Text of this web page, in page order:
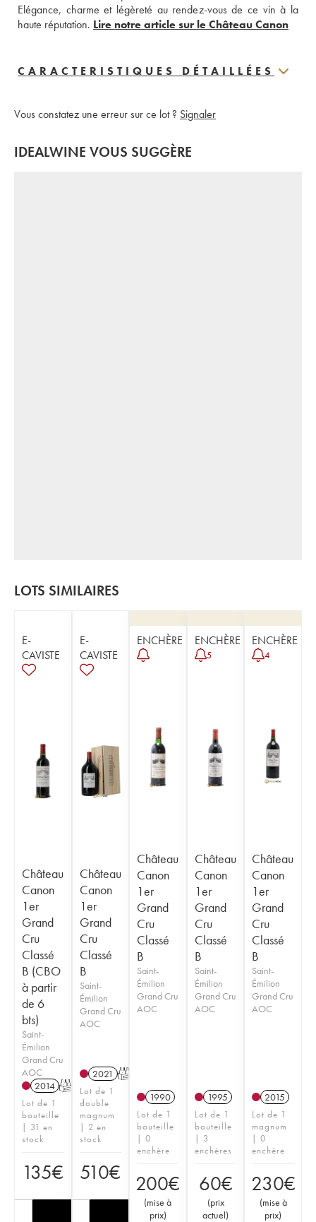
Elégance, charme et légèreté au rendez-vous de ce vin à la
haute réputation. Lire notre article sur le Château Canon
CARACTERISTIQUES DÉTAILLÉES
Vous constatez une erreur sur ce lot ? Signaler
IDEALWINE VOUS SUGGÈRE
LOTS SIMILAIRES
E-
CAVISTE
Château
Canon
1er
Grand
Cru
Classé
B (CBO
à partir
de 6
bts)
Saint-
Émilion
Grand Cru
AOC
2014 T
Lot de 1
bouteille
| 31 en
stock
135€
E-
CAVISTE
Château
Canon
1er
Grand
Cru
Classé
B
Saint-
Émilion
Grand Cru
AOC
2021 T
Lot de 1
double
magnum
| 2 en
stock
510€
ENCHÈRE
Château
Canon
1er
Grand
Cru
Classé
B
Saint-
Émilion
Grand Cru
AOC
1990
Lot de 1
bouteille
| 0
enchère
200€
(mise à
prix)
ENCHÈRE
5
Château
Canon
1er
Grand
Cru
Classé
B
Saint-
Émilion
Grand Cru
AOC
1995
Lot de 1
bouteille
| 3
enchères
60€
(prix
actuel)
ENCHÈRE
4
Château
Canon
1er
Grand
Cru
Classé
B
Saint-
Émilion
Grand Cru
AOC
2015
Lot de 1
magnum
| 0
enchère
230€
(mise à
prix)